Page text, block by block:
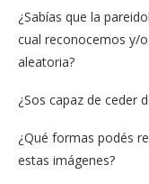
¿Sabías que la
cual reconocemos y/
aleatoria?
¿Sos capaz de ceder
¿Qué formas podés
estas imágenes?